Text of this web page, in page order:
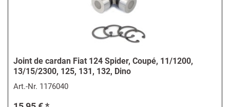
Joint de cardan Fiat 124 Spider, Coupé, 11/1200,
13/15/2300, 125, 131, 132, Dino
Art.-Nr. 1176040